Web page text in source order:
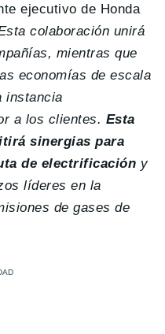
ejecutivo de Honda
colaboración unirá
mientras que
economías de escala
instancia
a los clientes. Esta
sinergias para
de electrificación y
líderes en la
de gases de